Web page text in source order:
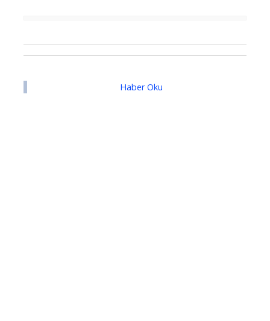
Haber Oku